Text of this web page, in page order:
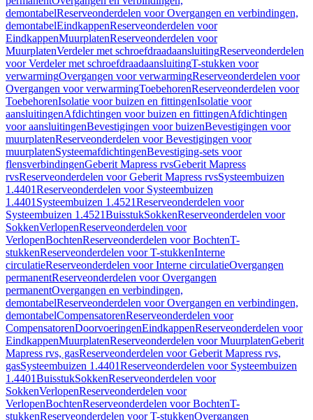
demontabelReserveonderdelen voor Overgangen en verbindingen,
demontabelEindkappenReserveonderdelen voor
EindkappenMuurplatenReserveonderdelen voor
MuurplatenVerdeler met schroefdraadaansluitingReserveonderdelen
voor Verdeler met schroefdraadaansluitingT-stukken voor
verwarmingOvergangen voor verwarmingReserveonderdelen voor
Overgangen voor verwarmingToebehorenReserveonderdelen voor
ToebehorenIsolatie voor buizen en fittingenIsolatie voor
aansluitingenAfdichtingen voor buizen en fittingenAfdichtingen
voor aansluitingenBevestigingen voor buizenBevestigingen voor
muurplatenReserveonderdelen voor Bevestigingen voor
muurplatenSysteemafdichtingenBevestiging-sets voor
flensverbindingenGeberit Mapress rvsGeberit Mapress
rvsReserveonderdelen voor Geberit Mapress rvsSysteembuizen
1.4401Reserveonderdelen voor Systeembuizen
1.4401 Systeembuizen 1.4521Reserveonderdelen voor
Systeembuizen 1.4521BuisstukSokkenReserveonderdelen voor
SokkenVerlopenReserveonderdelen voor
VerlopenBochtenReserveonderdelen voor BochtenT-
stukkenReserveonderdelen voor T-stukkenInterne
circulatieReserveonderdelen voor Interne circulatieOvergangen
permanentReserveonderdelen voor Overgangen
permanentOvergangen en verbindingen,
demontabelReserveonderdelen voor Overgangen en verbindingen,
demontabelCompensatorenReserveonderdelen voor
CompensatorenDoorvoeringenEindkappenReserveonderdelen voor
EindkappenMuurplatenReserveonderdelen voor MuurplatenGeberit
Mapress rvs, gasReserveonderdelen voor Geberit Mapress rvs,
gasSysteembuizen 1.4401Reserveonderdelen voor Systeembuizen
1.4401BuisstukSokkenReserveonderdelen voor
SokkenVerlopenReserveonderdelen voor
VerlopenBochtenReserveonderdelen voor BochtenT-
stukkenReserveonderdelen voor T-stukkenOvergangen